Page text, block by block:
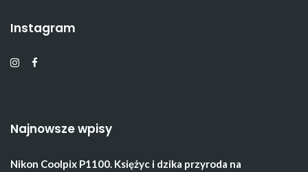
Instagram
Najnowsze wpisy
Nikon Coolpix P1100. Księżyc i dzika przyroda na